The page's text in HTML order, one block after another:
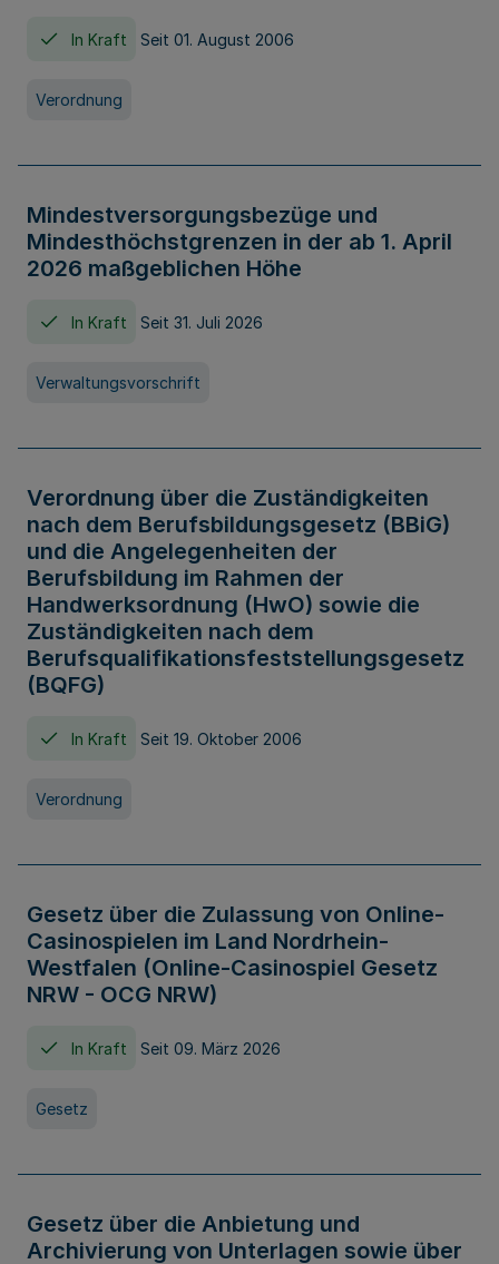
In Kraft Seit 01. August 2006
Verordnung
Mindestversorgungsbezüge und
Mindesthöchstgrenzen in der ab 1. April
2026 maßgeblichen Höhe
In Kraft Seit 31. Juli 2026
Verwaltungsvorschrift
Verordnung über die Zuständigkeiten
nach dem Berufsbildungsgesetz (BBiG)
und die Angelegenheiten der
Berufsbildung im Rahmen der
Handwerksordnung (HwO) sowie die
Zuständigkeiten nach dem
Berufsqualifikationsfeststellungsgesetz
(BQFG)
In Kraft Seit 19. Oktober 2006
Verordnung
Gesetz über die Zulassung von Online-
Casinospielen im Land Nordrhein-
Westfalen (Online-Casinospiel Gesetz
NRW - OCG NRW)
In Kraft Seit 09. März 2026
Gesetz
Gesetz über die Anbietung und
Archivierung von Unterlagen sowie über